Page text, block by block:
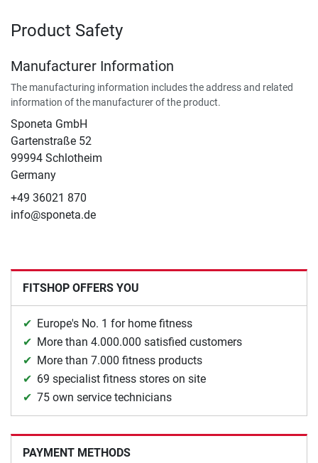
Product Safety
Manufacturer Information
The manufacturing information includes the address and related
information of the manufacturer of the product.
Sponeta GmbH
Gartenstraße 52
99994 Schlotheim
Germany
+49 36021 870
info@sponeta.de
FITSHOP OFFERS YOU
Europe's No. 1 for home fitness
More than 4.000.000 satisfied customers
More than 7.000 fitness products
69 specialist fitness stores on site
75 own service technicians
PAYMENT METHODS